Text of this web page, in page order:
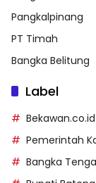
Pangkalpinang
PT Timah
Bangka Belitung
Label
Bekawan.co.id
Pemerintah
Bangka